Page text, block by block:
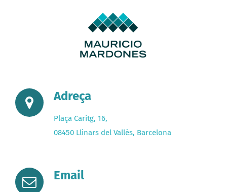
Adreça
Plaça Caritg, 16,
08450 Llinars del Vallès, Barcelona
Email